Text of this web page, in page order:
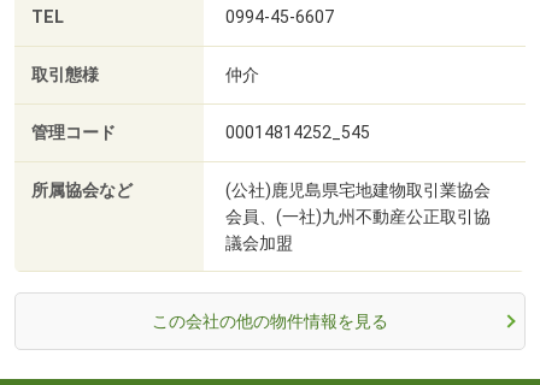
TEL 0994-45-6607
取引態様 仲介
管理コード 00014814252_545
所属協会など
(公社)鹿児島県宅地建物取引業協会
会員、(一社)九州不動産公正取引協
議会加盟
この会社の他の物件情報を見る